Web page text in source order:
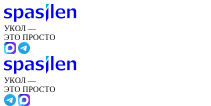
УКОЛ —
ЭТО ПРОСТО
УКОЛ —
ЭТО ПРОСТО